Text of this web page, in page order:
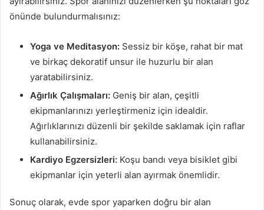
önünde bulundurmalısınız:
Yoga ve Meditasyon: Sessiz bir köşe, rahat bir mat
ve birkaç dekoratif unsur ile huzurlu bir alan
yaratabilirsiniz.
Ağırlık Çalışmaları: Geniş bir alan, çeşitli
ekipmanlarınızı yerleştirmeniz için idealdir.
Ağırlıklarınızı düzenli bir şekilde saklamak için raflar
kullanabilirsiniz.
Kardiyo Egzersizleri: Koşu bandı veya bisiklet gibi
ekipmanlar için yeterli alan ayırmak önemlidir.
Sonuç olarak, evde spor yaparken doğru bir alan